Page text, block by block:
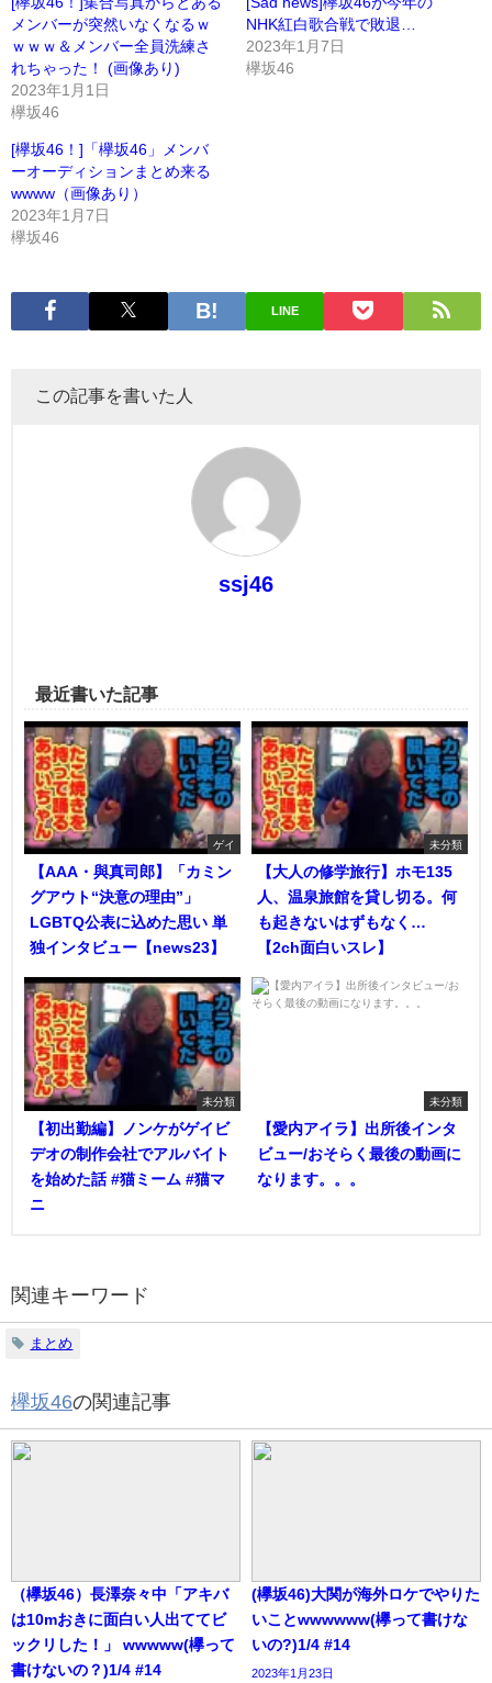
メンバーが突然いなくなるｗ
ｗｗｗ＆メンバー全員洗練さ
れちゃった！ (画像あり)
2023年1月1日
欅坂46
NHK紅白歌合戦で敗退…
2023年1月7日
欅坂46
[欅坂46！]「欅坂46」メンバ
ーオーディションまとめ来る
wwww（画像あり）
2023年1月7日
欅坂46
LINE
この記事を書いた人
ssj46
最近書いた記事
ゲイ
【AAA・與真司郎】「カミン
グアウト“決意の理由”」
LGBTQ公表に込めた思い 単
独インタビュー【news23】
未分類
【大人の修学旅行】ホモ135
人、温泉旅館を貸し切る。何
も起きないはずもなく…
【2ch面白いスレ】
未分類
【初出勤編】ノンケがゲイビ
デオの制作会社でアルバイト
を始めた話 #猫ミーム #猫マ
ニ
未分類
【愛内アイラ】出所後インタ
ビュー/おそらく最後の動画に
なります。。。
関連キーワード
まとめ
欅坂46の関連記事
（欅坂46）長澤奈々中「アキバ
は10mおきに面白い人出ててビ
ックリした！」 wwwww(欅って
書けないの？)1/4 #14
(欅坂46)大関が海外ロケでやりた
いことwwwwww(欅って書けな
いの?)1/4 #14
2023年1月23日